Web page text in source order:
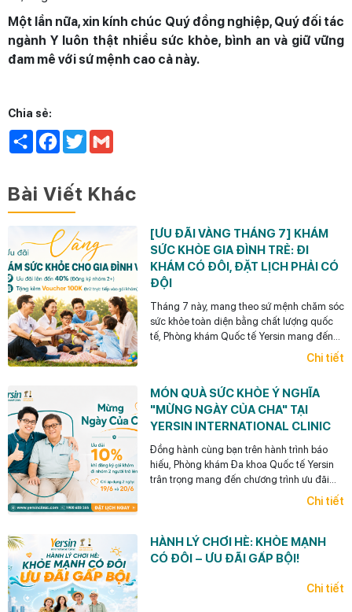
Một lần nữa, xin kính chúc Quý đồng nghiệp, Quý đối tác
ngành Y luôn thật nhiều sức khỏe, bình an và giữ vững
đam mê với sứ mệnh cao cả này.
Chia sẻ:
Share Facebook
Twitter
Bài Viết Khác
[ƯU ĐÃI VÀNG THÁNG 7] KHÁM
SỨC KHỎE GIA ĐÌNH TRẺ: ĐI
KHÁM CÓ ĐÔI, ĐẶT LỊCH PHẢI CÓ
ĐỘI
Tháng 7 này, mang theo sứ mệnh chăm sóc
sức khỏe toàn diện bằng chất lượng quốc
tế, Phòng khám Quốc tế Yersin mang đến
chương trình Ưu đãi Vàng đặc biệt dành
để Yersin cùng bạn bảo vệ những người
thân yêu từ những bước chủ động đầu tiên!
Chi tiết
MÓN QUÀ SỨC KHỎE Ý NGHĨA
"MỪNG NGÀY CỦA CHA" TẠI
YERSIN INTERNATIONAL CLINIC
Đồng hành cùng bạn trên hành trình báo
hiếu, Phòng khám Đa khoa Quốc tế Yersin
trân trọng mang đến chương trình ưu đãi
đặc biệt: "Món Quà Sức Khỏe – Trọn Vẹn
Chi tiết
HÀNH LÝ CHƠI HÈ: KHỎE MẠNH
CÓ ĐÔI – ƯU ĐÃI GẤP BỘI!
Chi tiết